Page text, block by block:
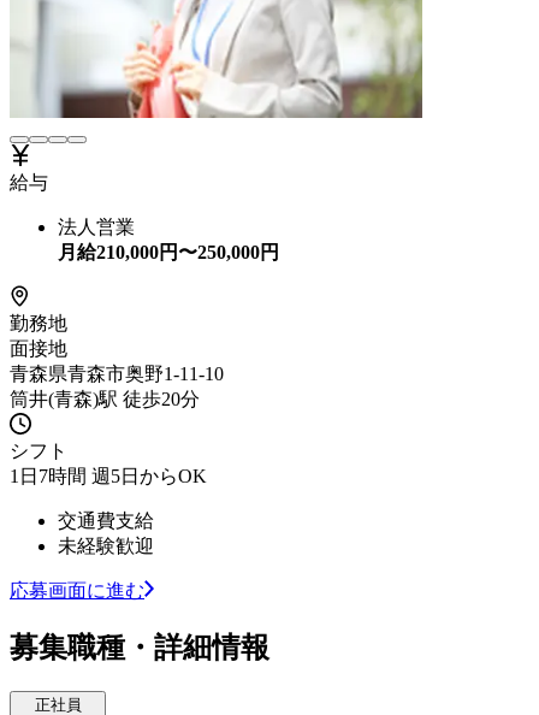
給与
法人営業
月給210,000円〜250,000円
勤務地
面接地
青森県青森市奥野1-11-10
筒井(青森)駅 徒歩20分
シフト
1日7時間 週5日からOK
交通費支給
未経験歓迎
応募画面に進む
募集職種・詳細情報
正社員